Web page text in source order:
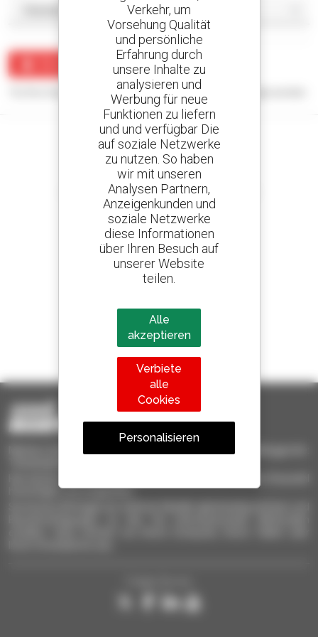
Benachrichtigung erstellen
Für Ihre Suchanfrage konnten keine Ergebnisse angezeigt werden.
Kreieren Sie Ihre Benachrichtigungen
und erhalten Sie Anzeigen für Gebrauchtmaterial
800 vertragshändler
Manitou weltweit
1 von 4 Teleskopladern
weltweit verkauft, ist ein Manitou
hinzufügen und vergleichen.
Verkehr, um
Vorsehung Qualität
und persönliche
Erfahrung durch
unsere Inhalte zu
analysieren und
Werbung für neue
Funktionen zu liefern
und und verfügbar Die
auf soziale Netzwerke
zu nutzen. So haben
wir mit unseren
Analysen Partnern,
Anzeigenkunden und
soziale Netzwerke
diese Informationen
über Ihren Besuch auf
unserer Website
teilen.
Alle
akzeptieren
Verbiete
alle
Cookies
Personalisieren